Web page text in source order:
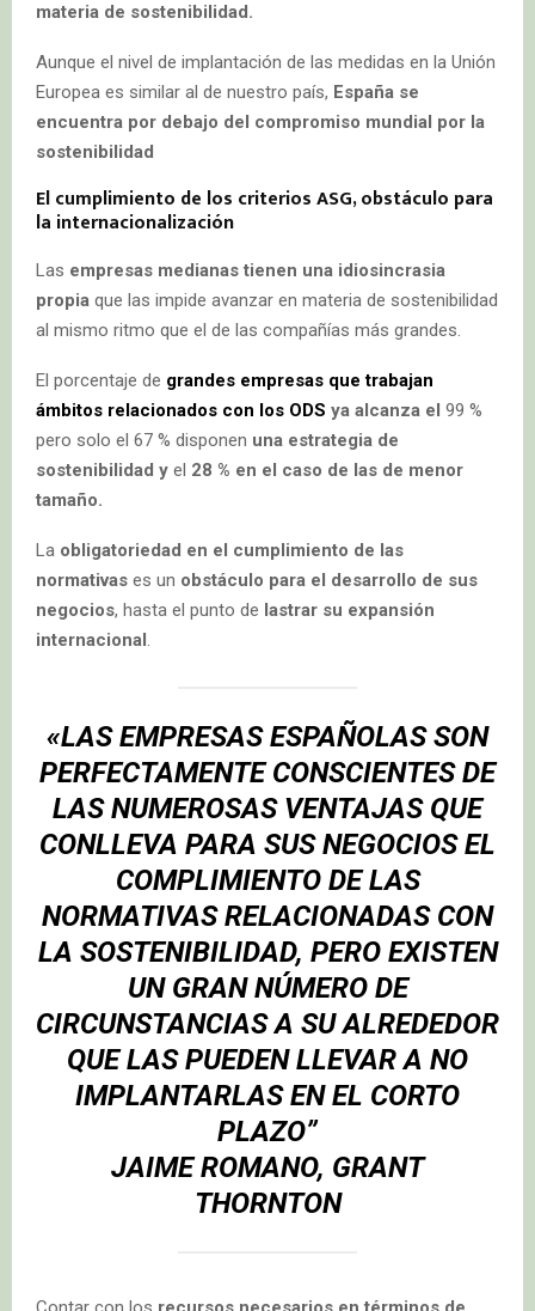
materia de sostenibilidad.
Aunque el nivel de implantación de las medidas en la Unión
Europea es similar al de nuestro país, España se
encuentra por debajo del compromiso mundial por la
sostenibilidad
El cumplimiento de los criterios ASG, obstáculo para
la internacionalización
Las empresas medianas tienen una idiosincrasia
propia que las impide avanzar en materia de sostenibilidad
al mismo ritmo que el de las compañías más grandes.
El porcentaje de grandes empresas que trabajan
ámbitos relacionados con los ODS ya alcanza el 99 %
pero solo el 67 % disponen una estrategia de
sostenibilidad y el 28 % en el caso de las de menor
tamaño.
La obligatoriedad en el cumplimiento de las
normativas es un obstáculo para el desarrollo de sus
negocios, hasta el punto de lastrar su expansión
internacional .
«LAS EMPRESAS ESPAÑOLAS SON
PERFECTAMENTE CONSCIENTES DE
LAS NUMEROSAS VENTAJAS QUE
CONLLEVA PARA SUS NEGOCIOS EL
COMPLIMIENTO DE LAS
NORMATIVAS RELACIONADAS CON
LA SOSTENIBILIDAD, PERO EXISTEN
UN GRAN NÚMERO DE
CIRCUNSTANCIAS A SU ALREDEDOR
QUE LAS PUEDEN LLEVAR A NO
IMPLANTARLAS EN EL CORTO
PLAZO”
JAIME ROMANO, GRANT
THORNTON